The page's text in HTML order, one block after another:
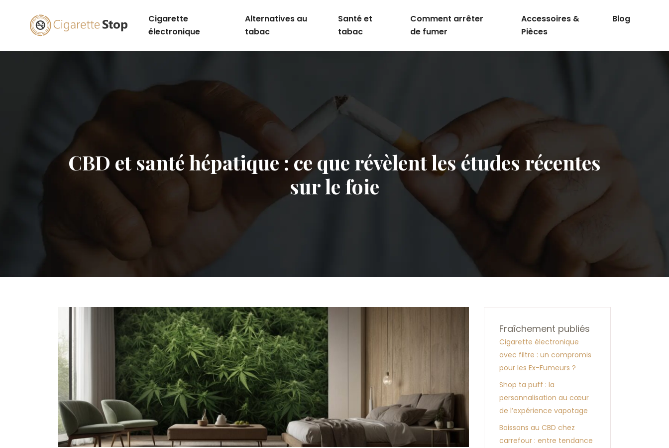
Cigarette
électronique
Alternatives au
tabac
Santé et
tabac
Comment arrêter
de fumer
Accessoires &
Pièces
Blog
CBD et santé hépatique : ce que révèlent les études récentes
sur le foie
Fraîchement publiés
Cigarette électronique
avec filtre : un compromis
pour les Ex-Fumeurs ?
Shop ta puff : la
personnalisation au cœur
de l’expérience vapotage
Boissons au CBD chez
carrefour : entre tendance